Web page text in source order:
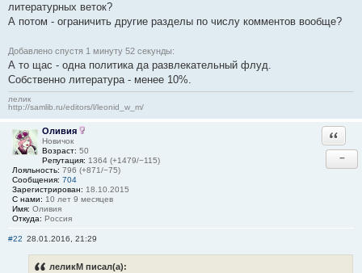
литературных веток?
А потом - ограничить другие разделы по числу комментов вообще?
Добавлено спустя 1 минуту 52 секунды:
А то щас - одна политика да развлекательный флуд.
Собственно литература - менее 10%.
лелик
http://samlib.ru/editors/l/leonid_w_m/
Оливия
Новичок
Возраст: 50
Репутация: 1364 (+1479/−115)
Лояльность: 796 (+871/−75)
Сообщения: 704
Зарегистрирован: 18.10.2015
С нами: 10 лет 9 месяцев
Имя: Оливия
Откуда: Россия
−
#22 28.01.2016, 21:29
леликМ писал(а):